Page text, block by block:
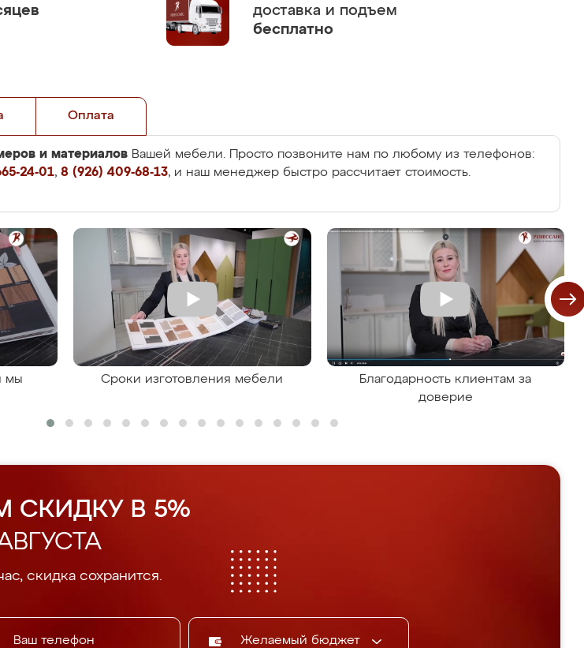
доставка и подъем
бесплатно
Оплата
и материалов Вашей мебели. Просто позвоните нам по любому из телефонов:
24-01, 8 (926) 409-68-13, и наш менеджер быстро рассчитает стоимость.
мы
Сроки изготовления мебели
Благодарность клиентам за
доверие
СКИДКУ В 5%
скидка сохранится.
Желаемый бюджет